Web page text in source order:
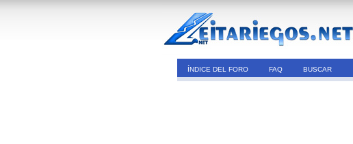
ÍNDICE DEL FORO FAQ BUSCAR